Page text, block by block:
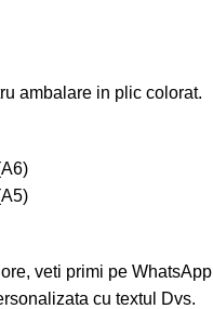
ambalare in plic colorat.
veti primi pe WhatsApp
cu textul Dvs.